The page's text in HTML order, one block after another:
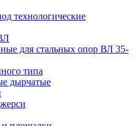
технологические
для стальных опор ВЛ 35-
типа
дырчатые